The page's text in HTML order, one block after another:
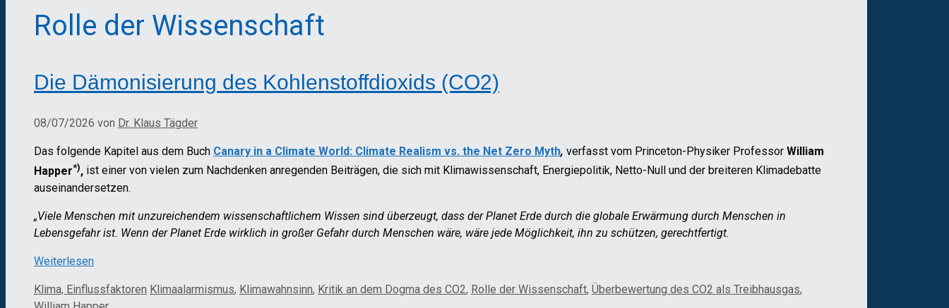
Rolle der Wissenschaft
Die Dämonisierung des Kohlenstoffdioxids (CO2)
08/07/2026 von Dr. Klaus Tägder
Das folgende Kapitel aus dem Buch Canary in a Climate World: Climate Realism vs. the Net Zero Myth, verfasst vom Princeton-Physiker Professor William
Happer*), ist einer von vielen zum Nachdenken anregenden Beiträgen, die sich mit Klimawissenschaft, Energiepolitik, Netto-Null und der breiteren Klimadebatte
auseinandersetzen.
„Viele Menschen mit unzureichendem wissenschaftlichem Wissen sind überzeugt, dass der Planet Erde durch die globale Erwärmung durch Menschen in
Lebensgefahr ist. Wenn der Planet Erde wirklich in großer Gefahr durch Menschen wäre, wäre jede Möglichkeit, ihn zu schützen, gerechtfertigt.
Weiterlesen
Kategorien
Klima, Einflussfaktoren Schlagwörter
Klimaalarmismus, Klimawahnsinn, Kritik an dem Dogma des CO2, Rolle der Wissenschaft, Überbewertung des CO2 als Treibhausgas,